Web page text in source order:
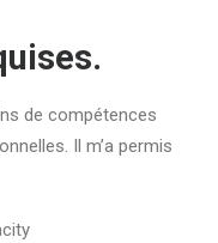
de compétences
Il m’a permis